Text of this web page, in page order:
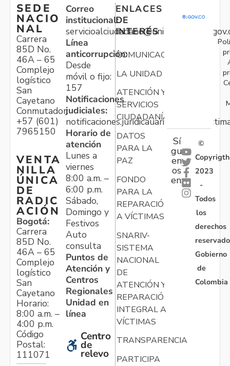
SEDE
NACIO
NAL
Carrera
85D No.
46A – 65
Complejo
logístico
San
Cayetano
Conmutador:
+57 (601)
7965150
VENTA
NILLA
ÚNICA
DE
RADIC
ACIÓN
Bogotá:
Carrera
85D No.
46A – 65
Complejo
logístico
San
Cayetano
Horario:
8:00 a.m. –
4:00 p.m.
Código
Postal:
111071
Correo
institucional:
Línea
anticorrupción:
Desde
móvil o fijo:
157
Notificaciones
judiciales:
Horario de
atención
Lunes a
viernes
8:00 a.m. –
6:00 p.m.
Sábado,
Domingo y
Festivos
Auto
consulta
Puntos de
Atención y
Centros
Regionales
Unidad en
línea
Centro
de
relevo
ENLACES
DE
INTERÉS
COMUNICACIONES
LA UNIDAD
ATENCIÓN Y
SERVICIOS
CIUDADANÍA
DATOS
PARA LA
PAZ
FONDO
PARA LA
REPARACIÓN
A VÍCTIMAS
SNARIV-
SISTEMA
NACIONAL
DE
ATENCIÓN Y
REPARACIÓN
INTEGRAL A
VÍCTIMAS
TRANSPARENCIA
PARTICIPA
Sí
gu
en
os
en:
©
Copyrigth
2023
-
Todos
los
derechos
Gobierno
de
Colombia